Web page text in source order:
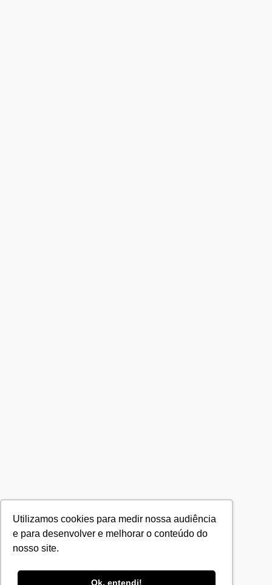
Utilizamos cookies para medir nossa audiência
e para desenvolver e melhorar o conteúdo do
nosso site.
Ok, entendi!